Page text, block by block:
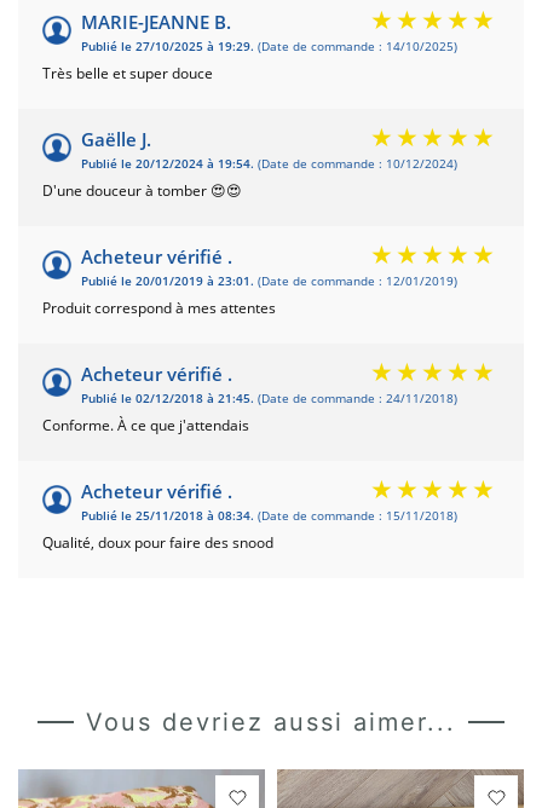
MARIE-JEANNE B.
Publié le 27/10/2025 à 19:29. (Date de commande : 14/10/2025)
Très belle et super douce
Gaëlle J.
Publié le 20/12/2024 à 19:54. (Date de commande : 10/12/2024)
D'une douceur à tomber 😍😍
Acheteur vérifié .
Publié le 20/01/2019 à 23:01. (Date de commande : 12/01/2019)
Produit correspond à mes attentes
Acheteur vérifié .
Publié le 02/12/2018 à 21:45. (Date de commande : 24/11/2018)
Conforme. À ce que j'attendais
Acheteur vérifié .
Publié le 25/11/2018 à 08:34. (Date de commande : 15/11/2018)
Qualité, doux pour faire des snood
Vous devriez aussi aimer...